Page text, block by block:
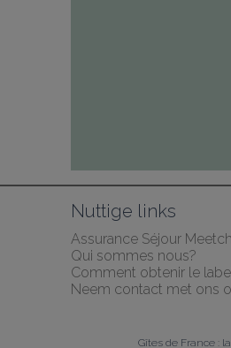
Nuttige links
Assurance Séjour Meetch
Qui sommes nous?
Comment obtenir le
Neem contact met ons
Gîtes de France :